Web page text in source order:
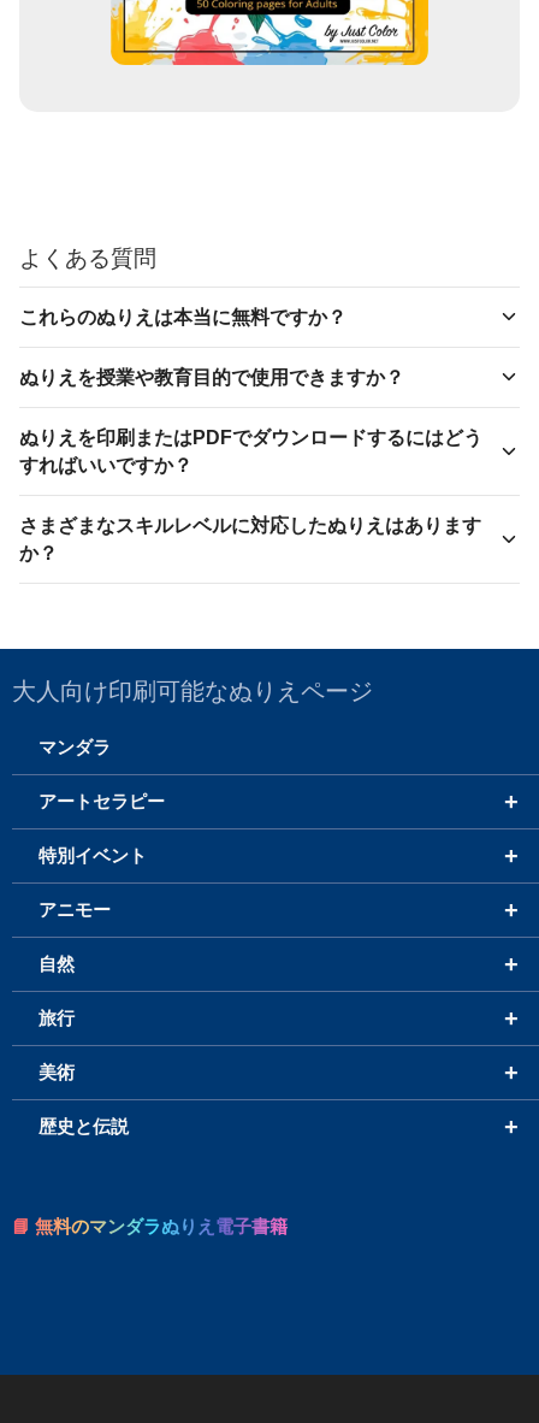
よくある質問
これらのぬりえは本当に無料ですか？
ぬりえを授業や教育目的で使用できますか？
ぬりえを印刷またはPDFでダウンロードするにはどう
すればいいですか？
さまざまなスキルレベルに対応したぬりえはあります
か？
大人向け印刷可能なぬりえページ
マンダラ
+
アートセラピー
+
特別イベント
+
アニモー
+
自然
+
旅行
+
美術
+
歴史と伝説
📘 無料のマンダラぬりえ電子書籍